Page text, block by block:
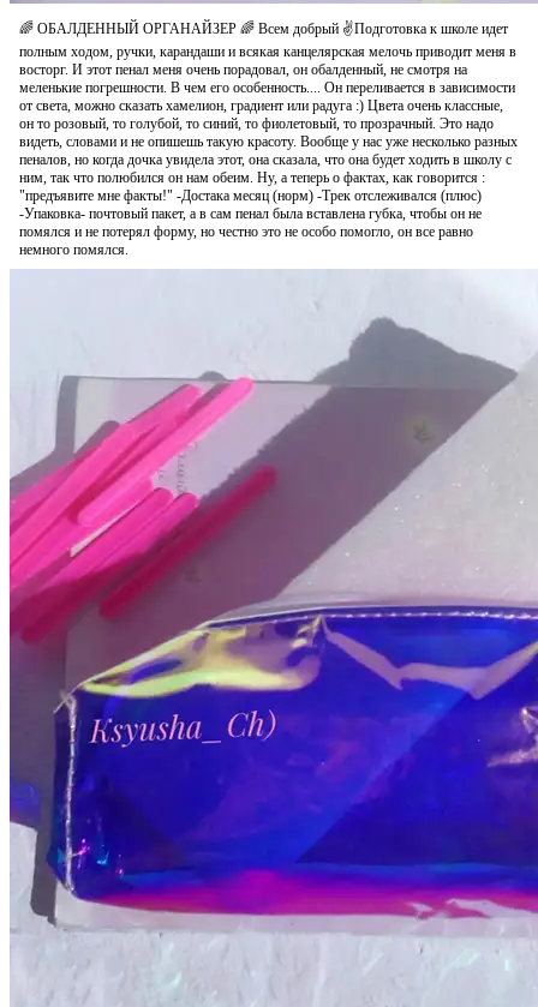
🌈 ОБАЛДЕННЫЙ ОРГАНАЙЗЕР 🌈 Всем добрый ✌Подготовка к школе идет
полным ходом, ручки, карандаши и всякая канцелярская мелочь приводит меня в
восторг. И этот пенал меня очень порадовал, он обалденный, не смотря на
меленькие погрешности. В чем его особенность.... Он переливается в зависимости
от света, можно сказать хамелион, градиент или радуга :) Цвета очень классные,
он то розовый, то голубой, то синий, то фиолетовый, то прозрачный. Это надо
видеть, словами и не опишешь такую красоту. Вообще у нас уже несколько разных
пеналов, но когда дочка увидела этот, она сказала, что она будет ходить в школу с
ним, так что полюбился он нам обеим. Ну, а теперь о фактах, как говорится :
"предъявите мне факты!" -Достака месяц (норм) -Трек отслеживался (плюс)
-Упаковка- почтовый пакет, а в сам пенал была вставлена губка, чтобы он не
помялся и не потерял форму, но честно это не особо помогло, он все равно
немного помялся.